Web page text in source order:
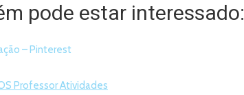
pode estar interessado:
– Pinterest
Professor Atividades